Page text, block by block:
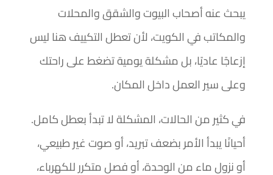
يبحث عنه أصحاب البيوت والشقق والمحلات
والمكاتب في الكويت، لأن تعطل التكييف هنا ليس
إزعاجًا عاديًا، بل مشكلة يومية تضغط على راحتك
وعلى سير العمل داخل المكان.
في كثير من الحالات، المشكلة لا تبدأ بعطل كامل.
أحيانًا يبدأ الأمر بضعف تبريد، أو صوت غير طبيعي،
أو نزول ماء من الوحدة، أو فصل متكرر للكهرباء،